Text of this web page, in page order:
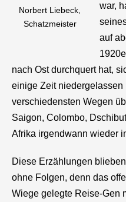
Norbert Liebeck,
Schatzmeister
war,
auf
nach Ost durchquert hat,
einige Zeit
verschiedensten Wegen
Saigon, Colombo,
Afrika irgendwann wieder
Diese Erzählungen
ohne Folgen, denn das
Wiege gelegte Reise-Gen